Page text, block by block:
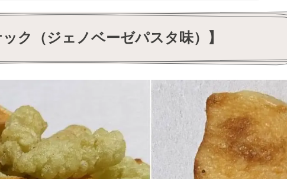
ク（ジェノベーゼパスタ味）】